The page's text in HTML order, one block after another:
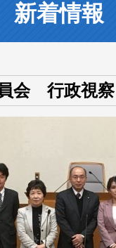
新着情報
会 行政視察